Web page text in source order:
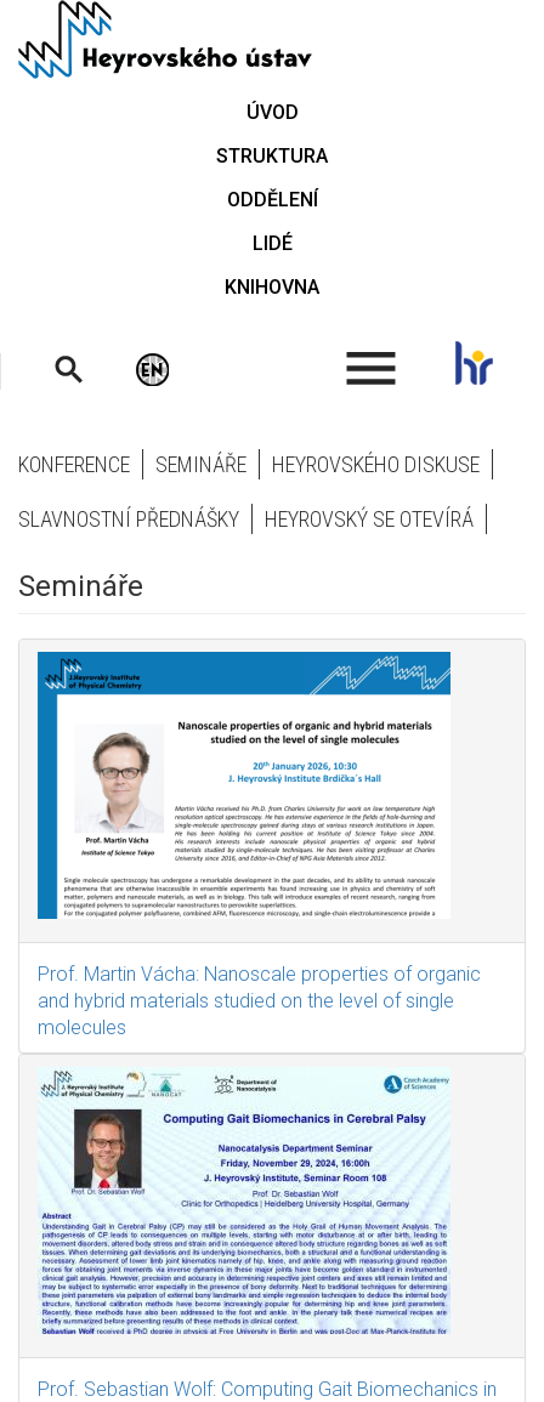
hlavnímu
ÚVOD
STRUKTURA
ODDĚLENÍ
LIDÉ
KNIHOVNA
.
KONFERENCE SEMINÁŘE HEYROVSKÉHO DISKUSE
SLAVNOSTNÍ PŘEDNÁŠKY HEYROVSKÝ SE OTEVÍRÁ
Semináře
Prof. Martin Vácha: Nanoscale properties of organic
and hybrid materials studied on the level of single
molecules
Prof. Sebastian Wolf: Computing Gait Biomechanics in